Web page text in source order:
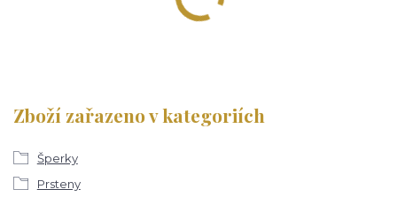
Zboží zařazeno v kategoriích
Šperky
Prsteny